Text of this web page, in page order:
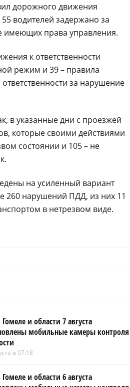
дорожного движения
водителей задержано за
имеющих права управления.
к ответственности
режим и 39 – правила
за нарушение
в указанные дни с проезжей
которые своими действиями
состоянии и 105 – не
на усиленный вариант
260 нарушений ПДД, из них 11
в нетрезвом виде.
Гомеле и области 7 августа
мобильные камеры контроля
в 07:18
Гомеле и области 6 августа